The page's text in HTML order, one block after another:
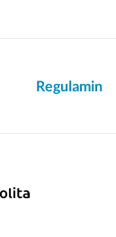
Regulamin